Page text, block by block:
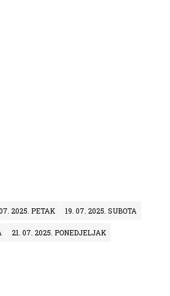
2025. PETAK 19. 07. 2025. SUBOTA
21. 07. 2025. PONEDJELJAK